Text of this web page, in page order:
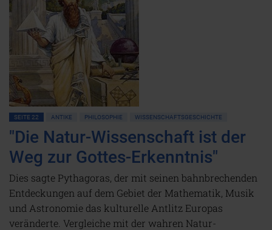
SEITE 22 ANTIKE PHILOSOPHIE WISSENSCHAFTSGESCHICHTE
"Die Natur-Wissenschaft ist der
Weg zur Gottes-Erkenntnis"
Dies sagte Pythagoras, der mit seinen bahnbrechenden
Entdeckungen auf dem Gebiet der Mathematik, Musik
und Astronomie das kulturelle Antlitz Europas
veränderte. Vergleiche mit der wahren Natur-